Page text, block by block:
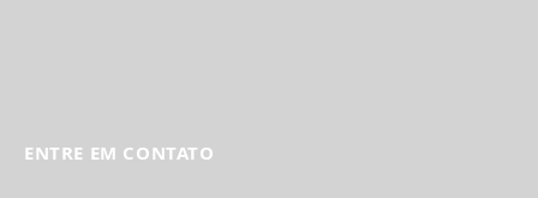
ENTRE EM CONTATO